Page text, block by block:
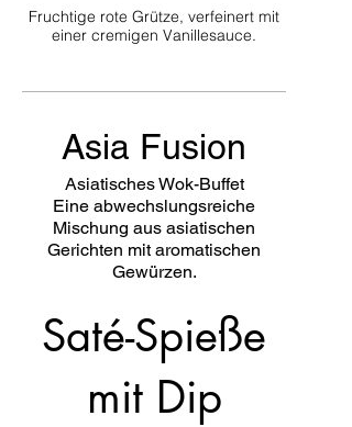
Fruchtige rote Grütze, verfeinert mit
Asia Fusion
Asiatisches Wok-Buffet
Eine abwechslungsreiche
Mischung aus asiatischen
Gerichten mit aromatischen
Gewürzen.
Saté-Spieße
mit Dip